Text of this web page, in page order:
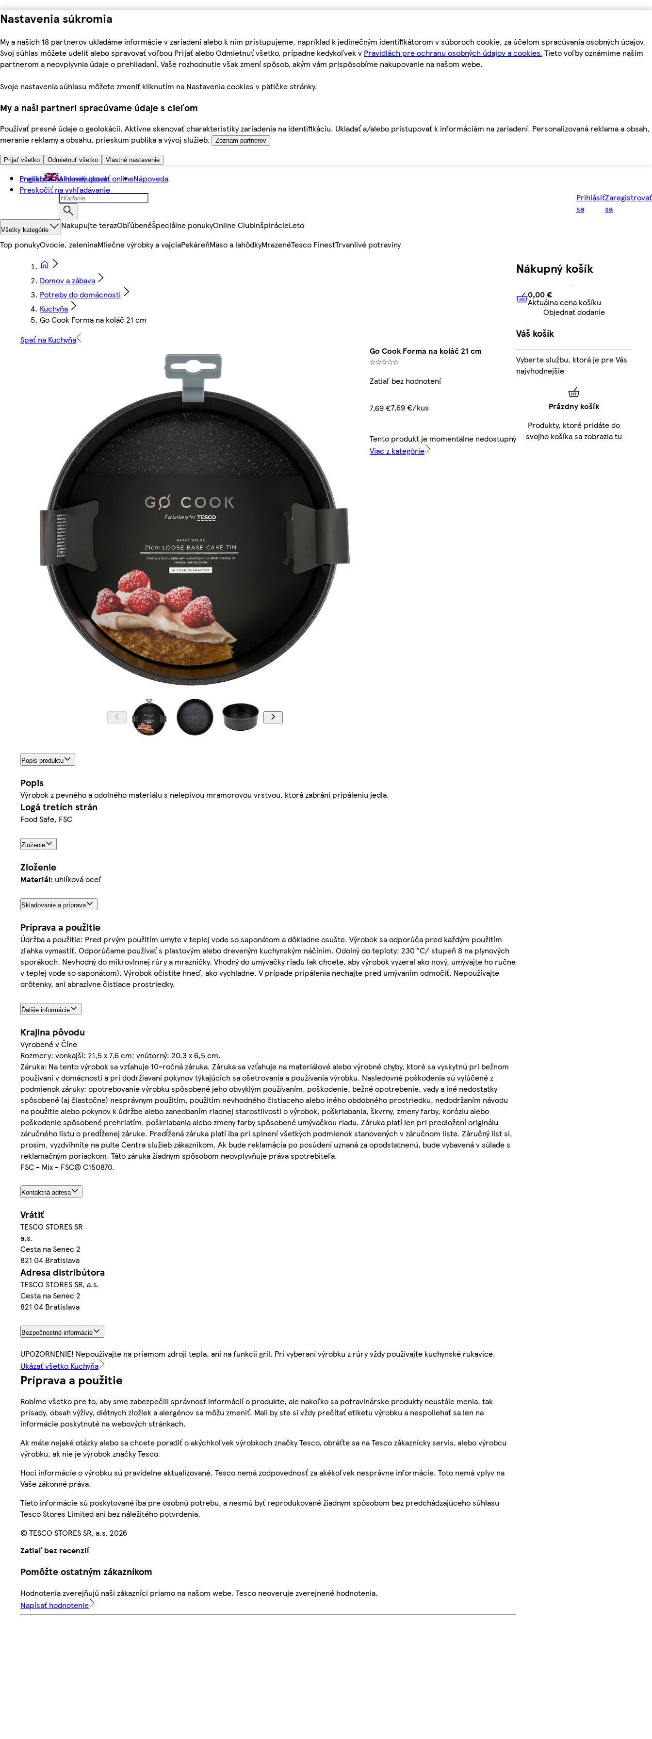
Nastavenia súkromia
My a našich 18 partnerov ukladáme informácie v zariadení alebo k nim pristupujeme, napríklad k jedinečným identifikátorom v súboroch cookie, za účelom spracúvania osobných údajov.
Svoj súhlas môžete udeliť alebo spravovať voľbou Prijať alebo Odmietnuť všetko, prípadne kedykoľvek v Pravidlách pre ochranu osobných údajov a cookies. Tieto voľby oznámime našim
partnerom a neovplyvnia údaje o prehliadaní. Vaše rozhodnutie však zmení spôsob, akým vám prispôsobíme nakupovanie na našom webe.
Svoje nastavenia súhlasu môžete zmeniť kliknutím na Nastavenia cookies v pätičke stránky.
My a naši partneri spracúvame údaje s cieľom
Používať presné údaje o geolokácii. Aktívne skenovať charakteristiky zariadenia na identifikáciu. Ukladať a/alebo pristupovať k informáciám na zariadení. Personalizovaná reklama a obsah,
meranie reklamy a obsahu, prieskum publika a vývoj služieb.
Zoznam partnerov
Prijať všetko Odmietnuť všetko Vlastné nastavenie
Preskočiť na hlavný obsah
Preskočiť na vyhľadávanie
English Ako nakupovať onlineNápoveda
Prihlásiť
sa
Zaregistrovať
sa
Všetky kategórie Nakupujte terazObľúbenéŠpeciálne ponukyOnline ClubInšpirácieLeto
Top ponukyOvocie, zeleninaMliečne výrobky a vajciaPekáreňMäso a lahôdkyMrazenéTesco FinestTrvanlivé potraviny
Domov a zábava
Potreby do domácnosti
Kuchyňa
Go Cook Forma na koláč 21 cm
Späť na Kuchyňa
Go Cook Forma na koláč 21 cm
Zatiaľ bez hodnotení
7,69 €7,69 €/kus
Tento produkt je momentálne nedostupný
Viac z kategórie
Popis produktu
Popis
Výrobok z pevného a odolného materiálu s nelepivou mramorovou vrstvou, ktorá zabráni pripáleniu jedla.
Logá tretích strán
Food Safe, FSC
Zloženie
Zloženie
Materiál: uhlíková oceľ
Skladovanie a príprava
Príprava a použitie
Údržba a použitie: Pred prvým použitím umyte v teplej vode so saponátom a dôkladne osušte. Výrobok sa odporúča pred každým použitím
zľahka vymastiť. Odporúčame používať s plastovým alebo dreveným kuchynským náčiním. Odolný do teploty: 230 °C/ stupeň 8 na plynových
sporákoch. Nevhodný do mikrovlnnej rúry a mrazničky. Vhodný do umývačky riadu (ak chcete, aby výrobok vyzeral ako nový, umývajte ho ručne
v teplej vode so saponátom). Výrobok očistite hneď, ako vychladne. V prípade pripálenia nechajte pred umývaním odmočiť. Nepoužívajte
drôtenky, ani abrazívne čistiace prostriedky.
Ďalšie informácie
Krajina pôvodu
Vyrobené v Číne
Rozmery: vonkajší: 21,5 x 7,6 cm; vnútorný: 20,3 x 6,5 cm.
Záruka: Na tento výrobok sa vzťahuje 10-ročná záruka. Záruka sa vzťahuje na materiálové alebo výrobné chyby, ktoré sa vyskytnú pri bežnom
používaní v domácnosti a pri dodržiavaní pokynov týkajúcich sa ošetrovania a používania výrobku. Nasledovné poškodenia sú vylúčené z
podmienok záruky: opotrebovanie výrobku spôsobené jeho obvyklým používaním, poškodenie, bežné opotrebenie, vady a iné nedostatky
spôsobené (aj čiastočne) nesprávnym použitím, použitím nevhodného čistiaceho alebo iného obdobného prostriedku, nedodržaním návodu
na použitie alebo pokynov k údržbe alebo zanedbaním riadnej starostlivosti o výrobok, poškriabania, škvrny, zmeny farby, koróziu alebo
poškodenie spôsobené prehriatím, poškriabania alebo zmeny farby spôsobené umývačkou riadu. Záruka platí len pri predložení originálu
záručného listu o predĺženej záruke. Predĺžená záruka platí iba pri splnení všetkých podmienok stanovených v záručnom liste. Záručný list si,
prosím, vyzdvihnite na pulte Centra služieb zákazníkom. Ak bude reklamácia po posúdení uznaná za opodstatnenú, bude vybavená v súlade s
reklamačným poriadkom. Táto záruka žiadnym spôsobom neovplyvňuje práva spotrebiteľa.
FSC - Mix - FSC® C150870.
Kontaktná adresa
Vrátiť
TESCO STORES SR
a.s.
Cesta na Senec 2
821 04 Bratislava
Adresa distribútora
TESCO STORES SR, a.s.
Cesta na Senec 2
821 04 Bratislava
Bezpečnostné informácie
UPOZORNENIE! Nepoužívajte na priamom zdroji tepla, ani na funkcii gril. Pri vyberaní výrobku z rúry vždy používajte kuchynské rukavice.
Ukázať všetko Kuchyňa
Príprava a použitie
Robíme všetko pre to, aby sme zabezpečili správnosť informácií o produkte, ale nakoľko sa potravinárske produkty neustále menia, tak
prísady, obsah výživy, diétnych zložiek a alergénov sa môžu zmeniť. Mali by ste si vždy prečítať etiketu výrobku a nespoliehať sa len na
informácie poskytnuté na webových stránkach.
Ak máte nejaké otázky alebo sa chcete poradiť o akýchkoľvek výrobkoch značky Tesco, obráťte sa na Tesco zákaznícky servis, alebo výrobcu
výrobku, ak nie je výrobok značky Tesco.
Hoci informácie o výrobku sú pravidelne aktualizované, Tesco nemá zodpovednosť za akékoľvek nesprávne informácie. Toto nemá vplyv na
Vaše zákonné práva.
Tieto informácie sú poskytované iba pre osobnú potrebu, a nesmú byť reprodukované žiadnym spôsobom bez predchádzajúceho súhlasu
Tesco Stores Limited ani bez náležitého potvrdenia.
© TESCO STORES SR, a.s. 2026
Zatiaľ bez recenzií
Pomôžte ostatným zákazníkom
Hodnotenia zverejňujú naši zákazníci priamo na našom webe. Tesco neoveruje zverejnené hodnotenia.
Napísať hodnotenie
Nákupný košík
0,00 € Aktuálna cena košíku
0,00 €
Aktuálna cena košíku
Objednať dodanie
Váš košík
Vyberte službu, ktorá je pre Vás
najvhodnejšie
Prázdny košík
Produkty, ktoré pridáte do
svojho košíka sa zobrazia tu